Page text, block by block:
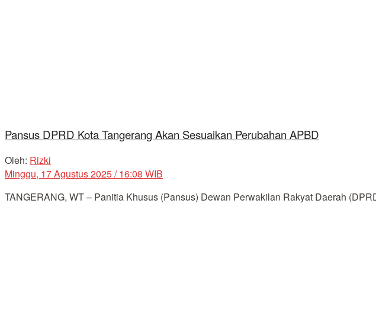
Pansus DPRD Kota Tangerang Akan Sesuaikan Perubahan APBD
Oleh: Rizki
Minggu, 17 Agustus 2025 / 16:08 WIB
TANGERANG, WT – Panitia Khusus (Pansus) Dewan Perwakilan Rakyat Daerah